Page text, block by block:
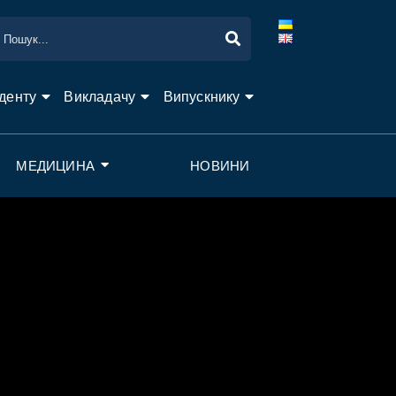
Викладачу Випускнику
МЕДИЦИНА НОВИНИ